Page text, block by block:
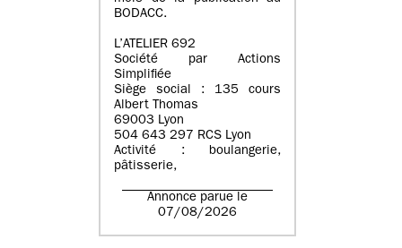
BODACC.
L’ATELIER 692
Société par Actions
Simplifiée
Siège social : 135 cours
Albert Thomas
69003 Lyon
504 643 297 RCS Lyon
Activité : boulangerie,
pâtisserie,
Annonce parue le
07/08/2026